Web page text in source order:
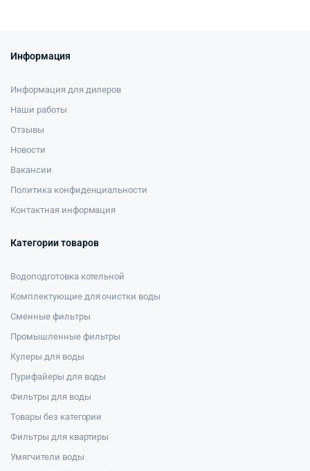
Информация
Информация для дилеров
Наши работы
Отзывы
Новости
Вакансии
Политика конфиденциальности
Контактная информация
Категории товаров
Водоподготовка котельной
Комплектующие для очистки воды
Сменные фильтры
Промышленные фильтры
Кулеры для воды
Пурифайеры для воды
Фильтры для воды
Товары без категории
Фильтры для квартиры
Умягчители воды